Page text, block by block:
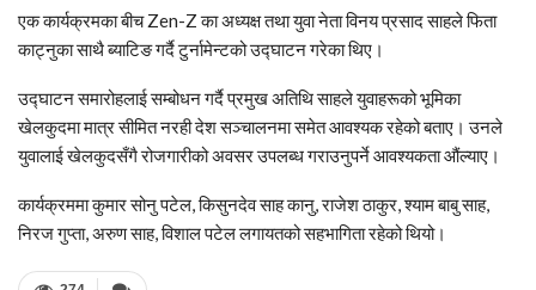
एक कार्यक्रमका बीच Zen-Z का अध्यक्ष तथा युवा नेता विनय प्रसाद साहले फिता
काट्नुका साथै ब्याटिङ गर्दै टुर्नामेन्टको उद्घाटन गरेका थिए।
उद्घाटन समारोहलाई सम्बोधन गर्दै प्रमुख अतिथि साहले युवाहरूको भूमिका
खेलकुदमा मात्र सीमित नरही देश सञ्चालनमा समेत आवश्यक रहेको बताए। उनले
युवालाई खेलकुदसँगै रोजगारीको अवसर उपलब्ध गराउनुपर्ने आवश्यकता औंल्याए।
कार्यक्रममा कुमार सोनु पटेल, किसुनदेव साह कानु, राजेश ठाकुर, श्याम बाबु साह,
निरज गुप्ता, अरुण साह, विशाल पटेल लगायतको सहभागिता रहेको थियो।